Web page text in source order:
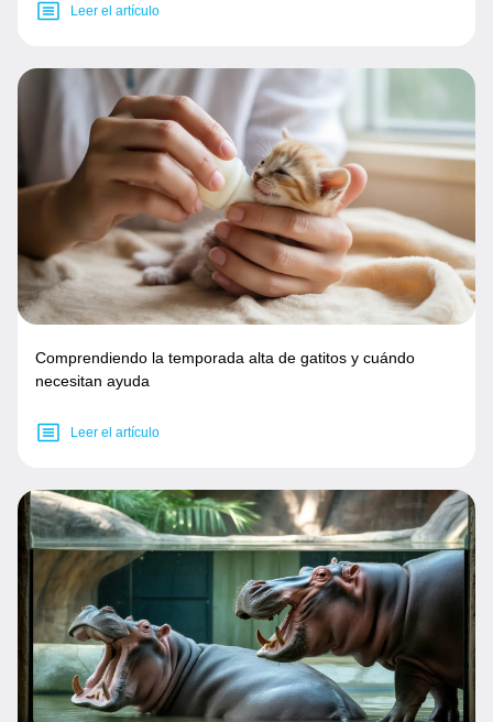
Leer el artículo
Comprendiendo la temporada alta de gatitos y cuándo
necesitan ayuda
Leer el artículo